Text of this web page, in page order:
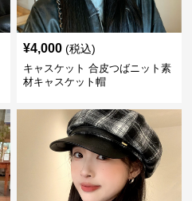
¥4,000 (税込)
キャスケット 合皮つばニット素
材キャスケット帽